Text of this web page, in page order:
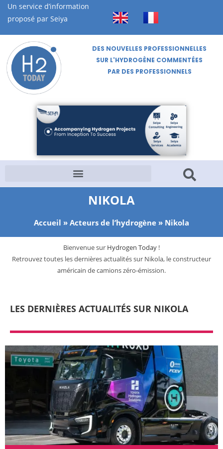
Un service d’information
proposé par Seiya
DES NOUVELLES PROFESSIONNELLES
SUR L'HYDROGÈNE COMMENTÉES
PAR DES PROFESSIONNELS
NIKOLA
Accueil » Acteurs de l’hydrogène » Nikola
Bienvenue sur Hydrogen Today !
Retrouvez toutes les dernières actualités sur Nikola, le constructeur
américain de camions zéro-émission.
LES DERNIÈRES ACTUALITÉS SUR NIKOLA